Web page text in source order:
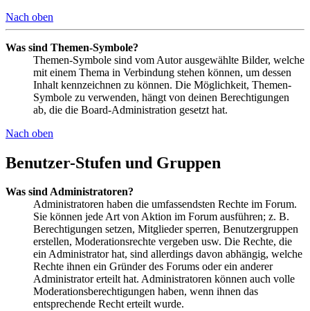
Nach oben
Was sind Themen-Symbole?
Themen-Symbole sind vom Autor ausgewählte Bilder, welche
mit einem Thema in Verbindung stehen können, um dessen
Inhalt kennzeichnen zu können. Die Möglichkeit, Themen-
Symbole zu verwenden, hängt von deinen Berechtigungen
ab, die die Board-Administration gesetzt hat.
Nach oben
Benutzer-Stufen und Gruppen
Was sind Administratoren?
Administratoren haben die umfassendsten Rechte im Forum.
Sie können jede Art von Aktion im Forum ausführen; z. B.
Berechtigungen setzen, Mitglieder sperren, Benutzergruppen
erstellen, Moderationsrechte vergeben usw. Die Rechte, die
ein Administrator hat, sind allerdings davon abhängig, welche
Rechte ihnen ein Gründer des Forums oder ein anderer
Administrator erteilt hat. Administratoren können auch volle
Moderationsberechtigungen haben, wenn ihnen das
entsprechende Recht erteilt wurde.